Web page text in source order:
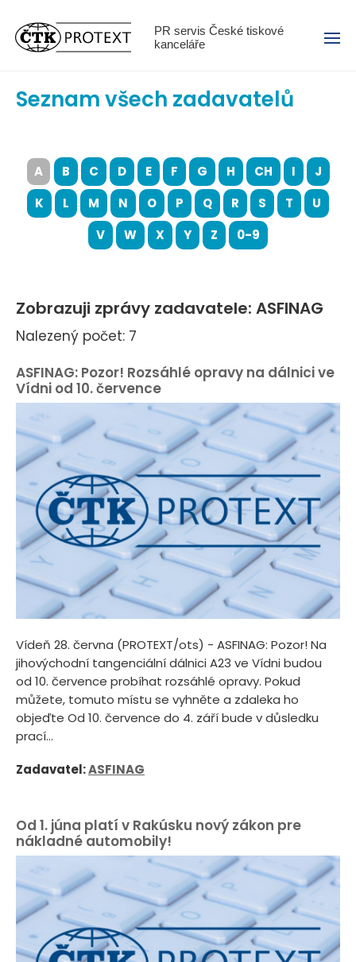
PR servis České tiskové
kanceláře
Menu
Seznam všech zadavatelů
A B C D E F G H CH I
J
K
L M N O P Q R S T
U
V
W X Y Z 0-9
Zobrazuji zprávy zadavatele: ASFINAG
Nalezený počet: 7
ASFINAG: Pozor! Rozsáhlé opravy na dálnici ve
Vídni od 10. července
Vídeň 28. června (PROTEXT/ots) - ASFINAG: Pozor! Na
jihovýchodní tangenciální dálnici A23 ve Vídni budou
od 10. července probíhat rozsáhlé opravy. Pokud
můžete, tomuto místu se vyhněte a zdaleka ho
objeďte Od 10. července do 4. září bude v důsledku
prací...
Zadavatel:ASFINAG
Od 1. júna platí v Rakúsku nový zákon pre
nákladné automobily!